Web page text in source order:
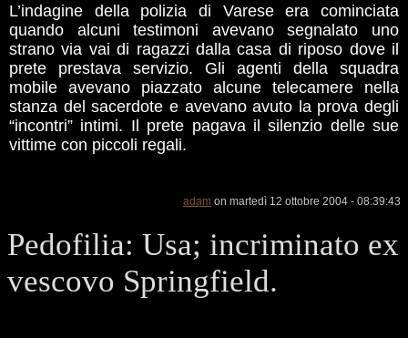
L’indagine della polizia di Varese era cominciata
quando alcuni testimoni avevano segnalato uno
strano via vai di ragazzi dalla casa di riposo dove il
prete prestava servizio. Gli agenti della squadra
mobile avevano piazzato alcune telecamere nella
stanza del sacerdote e avevano avuto la prova degli
“incontri” intimi. Il prete pagava il silenzio delle sue
vittime con piccoli regali.
adam on martedì 12 ottobre 2004 - 08:39:43
Pedofilia: Usa; incriminato ex
vescovo Springfield.